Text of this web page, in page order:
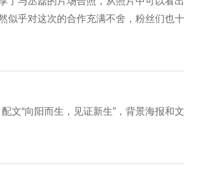
似乎对这次的合作充满不舍，粉丝们也十
文“向阳而生，见证新生”，背景海报和文